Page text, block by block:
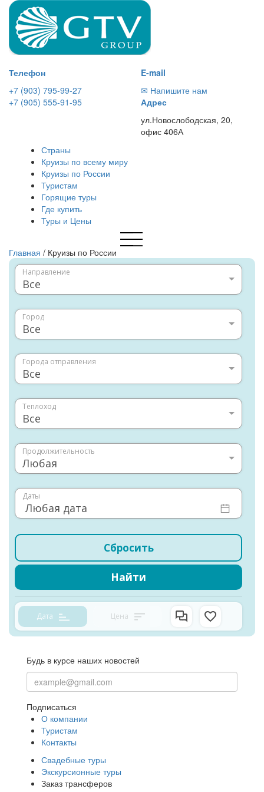
Телефон
+7 (903) 795-99-27
+7 (905) 555-91-95
E-mail
✉ Напишите нам
Адрес
ул.Новослободская, 20,
офис 406А
Страны
Круизы по всему миру
Круизы по России
Туристам
Горящие туры
Где купить
Туры и Цены
Главная / Круизы по России
Направление
Все
Город
Все
Города отправления
Все
Теплоход
Все
Продолжительность
Любая
Даты
Сбросить
Найти
Дата Цена
Будь в курсе наших новостей
Подписаться
О компании
Туристам
Контакты
Свадебные туры
Экскурсионные туры
Заказ трансферов